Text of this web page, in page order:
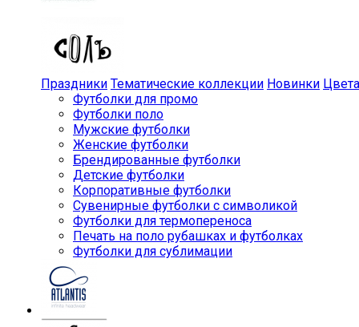
Праздники Тематические коллекции Новинки Цвета
Футболки для промо
Футболки поло
Мужские футболки
Женские футболки
Брендированные футболки
Детские футболки
Корпоративные футболки
Сувенирные футболки с символикой
Футболки для термопереноса
Печать на поло рубашках и футболках
Футболки для сублимации